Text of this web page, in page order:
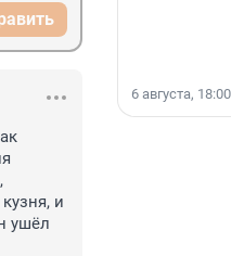
и
ушёл
6 августа, 18:00